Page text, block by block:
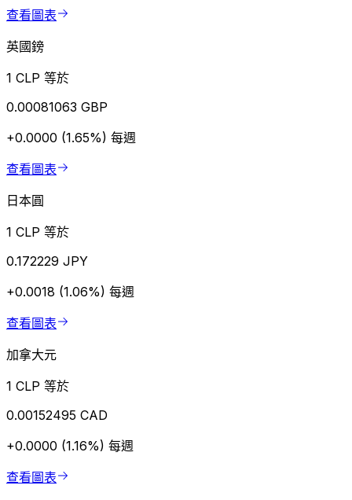
查看圖表
英國鎊
1 CLP 等於
0.00081063 GBP
+0.0000 (1.65%) 每週
查看圖表
日本圓
1 CLP 等於
0.172229 JPY
+0.0018 (1.06%) 每週
查看圖表
加拿大元
1 CLP 等於
0.00152495 CAD
+0.0000 (1.16%) 每週
查看圖表